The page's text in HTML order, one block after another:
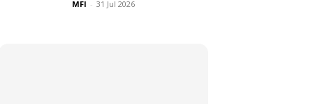
MFI - 31 Jul 2026